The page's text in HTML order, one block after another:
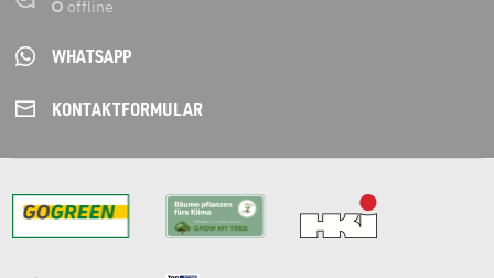
WHATSAPP
KONTAKT­FORMULAR